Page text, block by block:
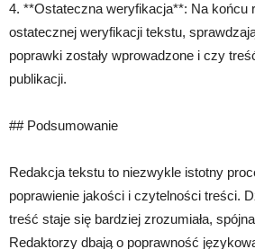
4. **Ostateczna weryfikacja**: Na końcu
ostatecznej weryfikacji tekstu,
poprawki zostały wprowadzone i czy
publikacji.
## Podsumowanie
Redakcja tekstu to niezwykle istotny
poprawienie jakości i czytelności treści.
treść staje się bardziej zrozumiała,
Redaktorzy dbają o poprawność